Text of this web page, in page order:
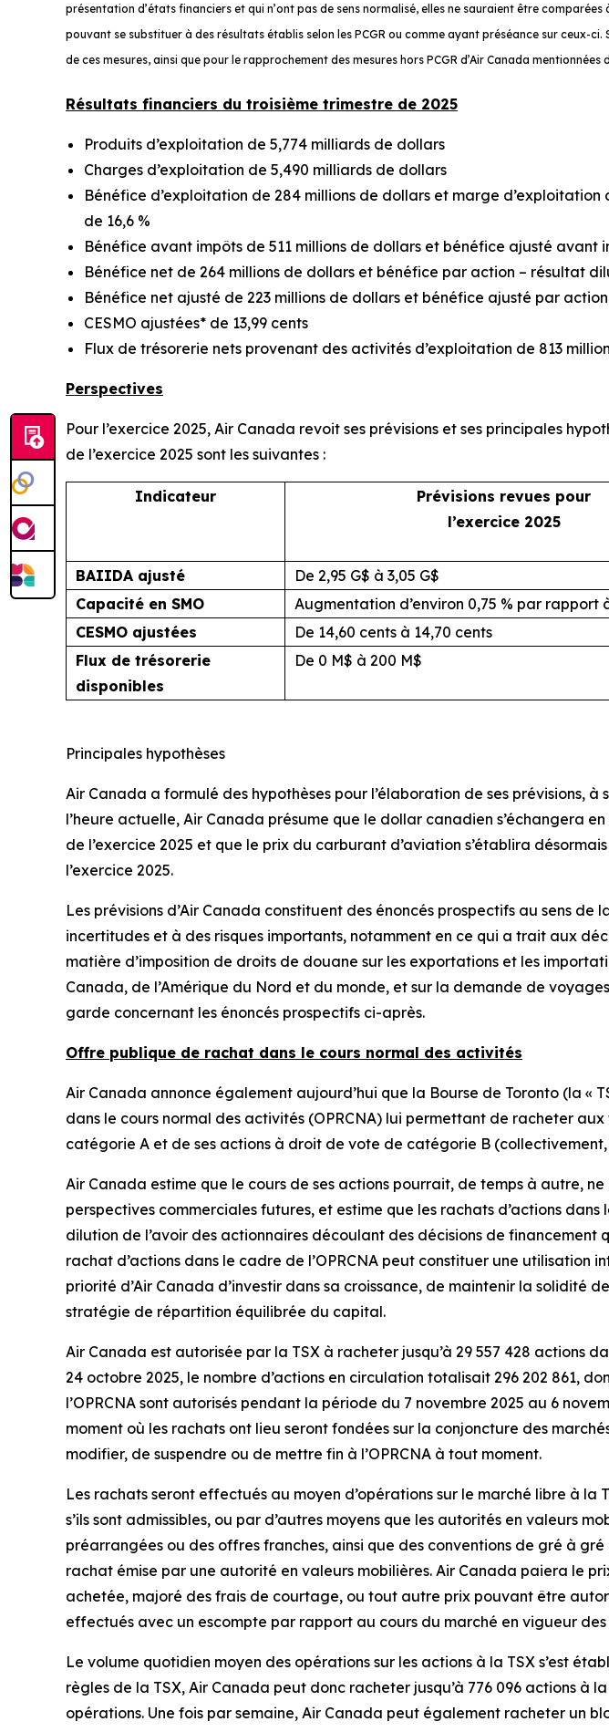
présentation d’états financiers et qui n’ont pas de sens normalisé, elles ne sauraient être
pouvant se substituer à des résultats établis selon les PCGR ou comme ayant préséance sur ceux-
de ces mesures, ainsi que pour le rapprochement des mesures hors PCGR d’Air Canada
Résultats financiers du troisième trimestre de 2025
Produits d’exploitation de 5,774 milliards de dollars
Charges d’exploitation de 5,490 milliards de dollars
Bénéfice d’exploitation de 284 millions de dollars et marge
de 16,6 %
Bénéfice avant impôts de 511 millions de dollars et bénéfice ajusté avant
Bénéfice net de 264 millions de dollars et bénéfice par action – résultat
Bénéfice net ajusté de 223 millions de dollars et bénéfice ajusté par
CESMO ajustées* de 13,99 cents
Flux de trésorerie nets provenant des activités d’exploitation de 813
Perspectives
Pour l’exercice 2025, Air Canada revoit ses prévisions et ses principales
de l’exercice 2025 sont les suivantes :
Indicateur
Prévisions revues pour
l’exercice 2025
BAIIDA ajusté
De 2,95 G$ à 3,05 G$
Capacité en SMO
Augmentation d’environ 0,75 % par rapport
CESMO ajustées
De 14,60 cents à 14,70 cents
Flux de trésorerie
disponibles
De 0 M$ à 200 M$
Principales hypothèses
Air Canada a formulé des hypothèses pour l’élaboration de ses prévisions,
l’heure actuelle, Air Canada présume que le dollar canadien s’échangera
de l’exercice 2025 et que le prix du carburant d’aviation s’établira
l’exercice 2025.
Les prévisions d’Air Canada constituent des énoncés prospectifs au sens
incertitudes et à des risques importants, notamment en ce qui a trait aux
matière d’imposition de droits de douane sur les exportations et les
Canada, de l’Amérique du Nord et du monde, et sur la demande de
garde concernant les énoncés prospectifs ci-après.
Offre publique de rachat dans le cours normal des activités
Air Canada annonce également aujourd’hui que la Bourse de Toronto (la
dans le cours normal des activités (OPRCNA) lui permettant de racheter
catégorie A et de ses actions à droit de vote de catégorie B
Air Canada estime que le cours de ses actions pourrait, de temps à autre,
perspectives commerciales futures, et estime que les rachats d’actions
dilution de l’avoir des actionnaires découlant des décisions de
rachat d’actions dans le cadre de l’OPRCNA peut constituer une
priorité d’Air Canada d’investir dans sa croissance, de maintenir la solidité
stratégie de répartition équilibrée du capital.
Air Canada est autorisée par la TSX à racheter jusqu’à 29 557 428 actions
24 octobre 2025, le nombre d’actions en circulation totalisait 296 202 861,
l’OPRCNA sont autorisés pendant la période du 7 novembre 2025 au 6
moment où les rachats ont lieu seront fondées sur la conjoncture des
modifier, de suspendre ou de mettre fin à l’OPRCNA à tout moment.
Les rachats seront effectués au moyen d’opérations sur le marché libre à
s’ils sont admissibles, ou par d’autres moyens que les autorités en valeurs
préarrangées ou des offres franches, ainsi que des conventions de gré à
rachat émise par une autorité en valeurs mobilières. Air Canada paiera le
achetée, majoré des frais de courtage, ou tout autre prix pouvant être
effectués avec un escompte par rapport au cours du marché en vigueur
Le volume quotidien moyen des opérations sur les actions à la TSX s’est
règles de la TSX, Air Canada peut donc racheter jusqu’à 776 096 actions à
opérations. Une fois par semaine, Air Canada peut également racheter un